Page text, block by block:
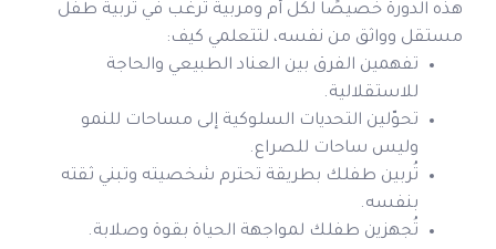
هذه الدورة خصيصًا لكل أم ومربية ترغب في تربية طفل
مستقل وواثق من نفسه، لتتعلمي كيف:
تفهمين الفرق بين العناد الطبيعي والحاجة
للاستقلالية.
تحوّلين التحديات السلوكية إلى مساحات للنمو
وليس ساحات للصراع.
تُربين طفلك بطريقة تحترم شخصيته وتبني ثقته
بنفسه.
تُجهزين طفلك لمواجهة الحياة بقوة وصلابة.